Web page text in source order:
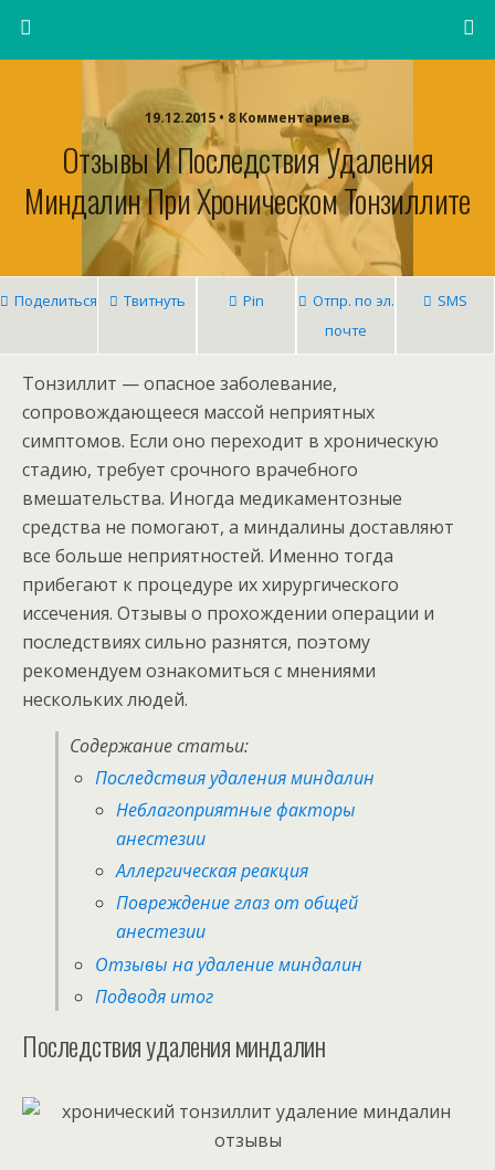
19.12.2015 • 8 Комментариев
Отзывы И Последствия Удаления
Миндалин При Хроническом Тонзиллите
Поделиться Твитнуть Pin
Отпр. по эл.
почте
SMS
Тонзиллит — опасное заболевание,
сопровождающееся массой неприятных
симптомов. Если оно переходит в хроническую
стадию, требует срочного врачебного
вмешательства. Иногда медикаментозные
средства не помогают, а миндалины доставляют
все больше неприятностей. Именно тогда
прибегают к процедуре их хирургического
иссечения. Отзывы о прохождении операции и
последствиях сильно разнятся, поэтому
рекомендуем ознакомиться с мнениями
нескольких людей.
Содержание статьи:
Последствия удаления миндалин
Неблагоприятные факторы
анестезии
Аллергическая реакция
Повреждение глаз от общей
анестезии
Отзывы на удаление миндалин
Подводя итог
Последствия удаления миндалин